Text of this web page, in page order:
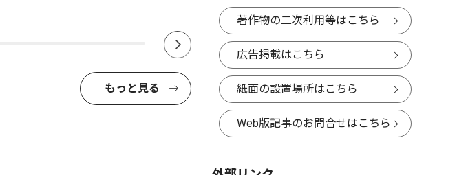
もっと見る
著作物の二次利用等はこちら
広告掲載はこちら
紙面の設置場所はこちら
Web版記事のお問合せはこちら